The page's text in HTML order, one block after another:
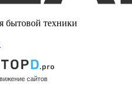
бытовой техники
сайтов